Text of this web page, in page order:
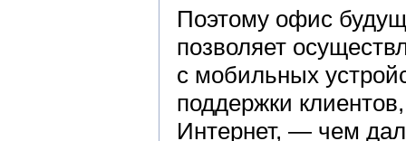
Поэтому офис
позволяет
с мобильных
поддержки
Интернет, — чем